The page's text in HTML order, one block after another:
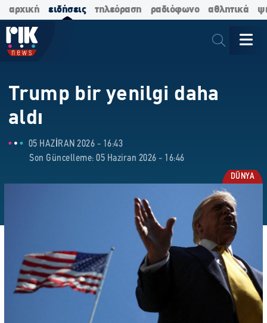
αρχική ειδήσεις τηλεόραση ραδιόφωνο αθλητικά
Trump bir yenilgi daha
aldı
05 HAZIRAN 2026 - 16:43
Son Güncelleme: 05 Haziran 2026 - 16:46
DÜNYA